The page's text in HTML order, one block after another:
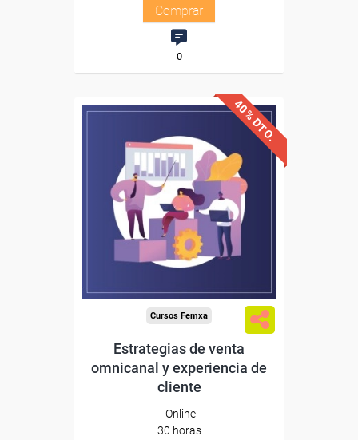
Comprar
0
40% DTO.
Descuentos especiales
Sin requisitos de acceso
Diploma
Cursos Femxa
Estrategias de venta
omnicanal y experiencia de
cliente
Online
30 horas